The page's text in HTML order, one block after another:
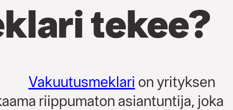
tekee?
Vakuutusmeklari on yrityksen
riippumaton asiantuntija, joka